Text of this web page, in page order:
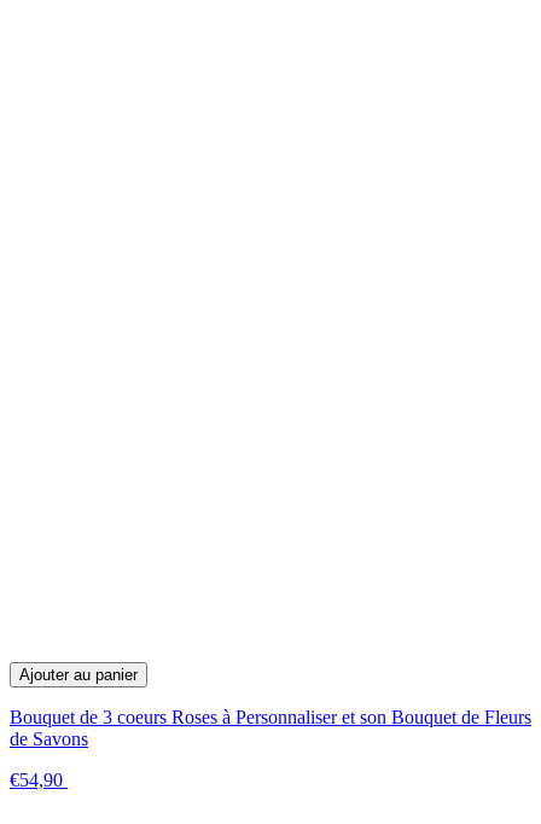
Ajouter au panier
Bouquet de 3 coeurs Roses à Personnaliser et son Bouquet de Fleurs
de Savons
€54,90